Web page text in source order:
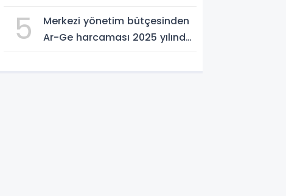
5
Merkezi yönetim bütçesinden
Ar-Ge harcaması 2025 yılında